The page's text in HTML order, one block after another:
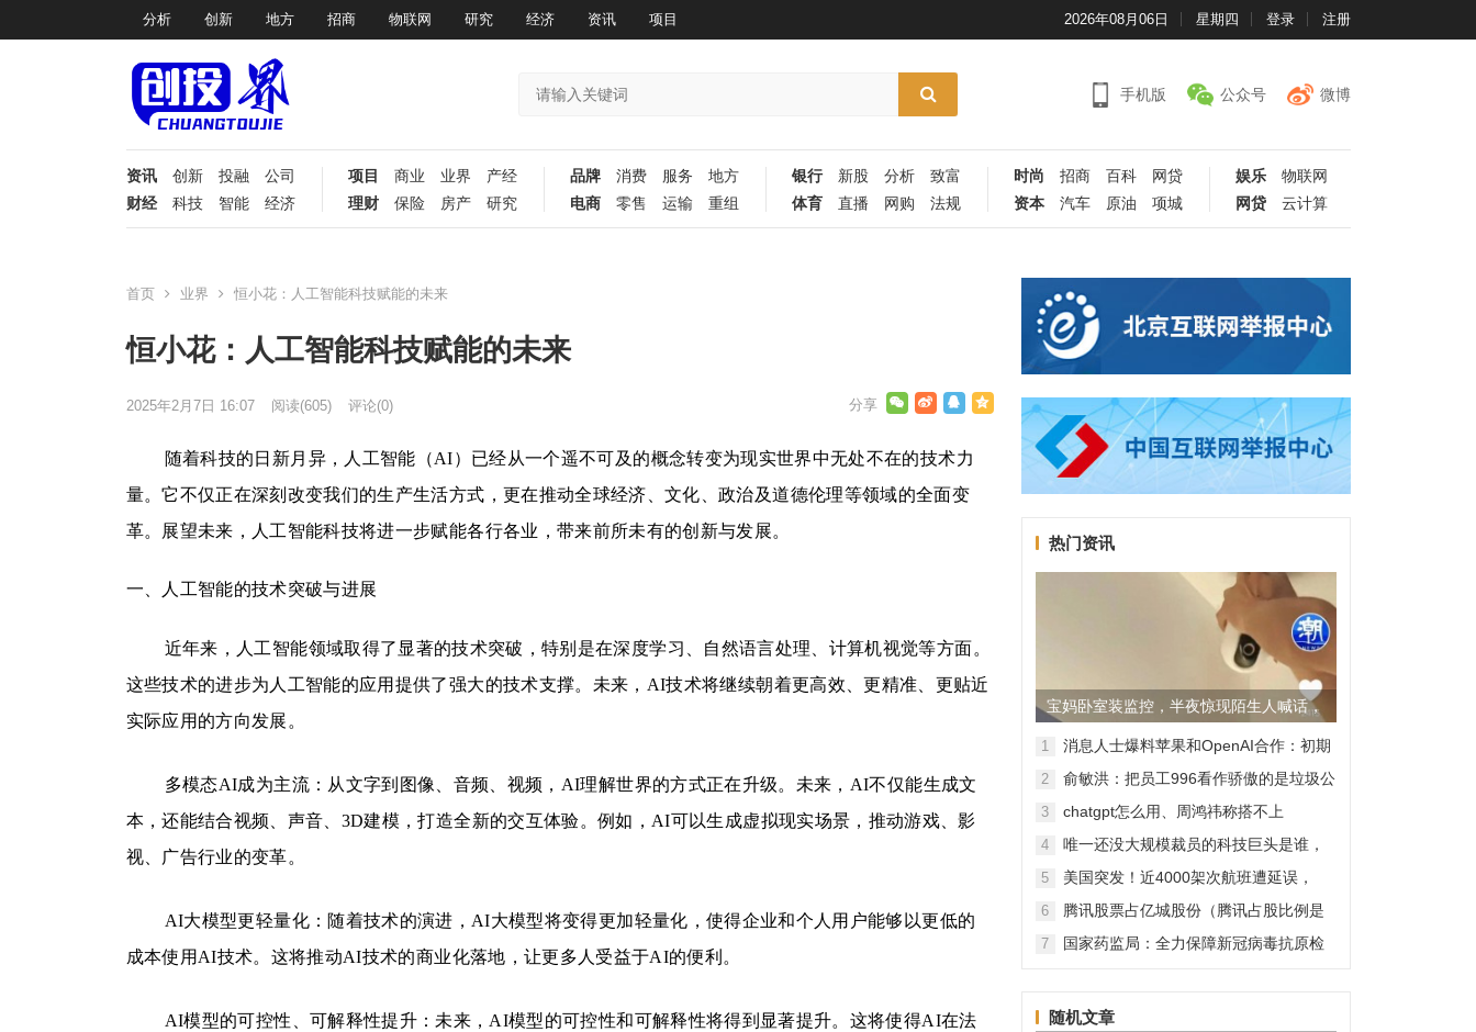
分析 创新 地方 招商 物联网 研究 经济 资讯 项目 2026年08月06日 星期四 登录 注册
手机版 公众号 微博
资讯 创新 投融
公司
财经
科技 智能 经济
项目 商业 业界
产经
理财
保险 房产 研究
品牌 消费 服务
地方
电商
零售 运输 重组
银行 新股 分析
致富
体育
直播 网购 法规
时尚 招商 百科
网贷
资本
汽车 原油 项城
娱乐
物联网
网贷
云计算
首页 业界 恒小花：人工智能科技赋能的未来
恒小花：人工智能科技赋能的未来
2025年2月7日 16:07 阅读(605) 评论(0)
随着科技的日新月异，人工智能（AI）已经从一个遥不可及的概念转变为现实世界中无处不在的技术力
量。它不仅正在深刻改变我们的生产生活方式，更在推动全球经济、文化、政治及道德伦理等领域的全面变
革。展望未来，人工智能科技将进一步赋能各行各业，带来前所未有的创新与发展。
一、人工智能的技术突破与进展
近年来，人工智能领域取得了显著的技术突破，特别是在深度学习、自然语言处理、计算机视觉等方面。
这些技术的进步为人工智能的应用提供了强大的技术支撑。未来，AI技术将继续朝着更高效、更精准、更贴近
实际应用的方向发展。
多模态AI成为主流：从文字到图像、音频、视频，AI理解世界的方式正在升级。未来，AI不仅能生成文
本，还能结合视频、声音、3D建模，打造全新的交互体验。例如，AI可以生成虚拟现实场景，推动游戏、影
视、广告行业的变革。
AI大模型更轻量化：随着技术的演进，AI大模型将变得更加轻量化，使得企业和个人用户能够以更低的
成本使用AI技术。这将推动AI技术的商业化落地，让更多人受益于AI的便利。
AI模型的可控性、可解释性提升：未来，AI模型的可控性和可解释性将得到显著提升。这将使得AI在法
热门资讯
宝妈卧室装监控，半夜惊现陌生人喊话，
警方已介入调查
1
消息人士爆料苹果和OpenAI合作：初期
无现金交易、未来探索分成佣金
2
俞敏洪：把员工996看作骄傲的是垃圾公
司，建议24节气都放假
3
chatgpt怎么用、周鸿祎称搭不上
ChatGPT企业会被淘汰
4
唯一还没大规模裁员的科技巨头是谁，
苹果还能扛多久？
5
美国突发！近4000架次航班遭延误，
2000架次航班被取消
6
腾讯股票占亿城股份（腾讯占股比例是
怎样的？）
7
国家药监局：全力保障新冠病毒抗原检
随机文章